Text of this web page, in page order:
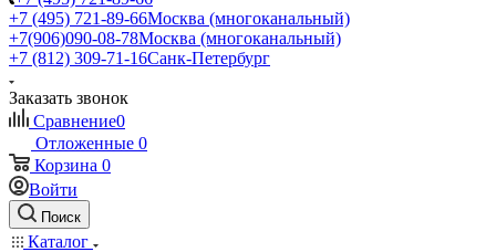
+7 (495) 721-89-66Москва (многоканальный)
+7(906)090-08-78Москва (многоканальный)
+7 (812) 309-71-16Санк-Петербург
Заказать звонок
Сравнение0
Отложенные 0
Корзина 0
Войти
Поиск
Каталог